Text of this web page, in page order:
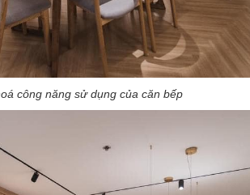
công năng sử dụng của căn bếp